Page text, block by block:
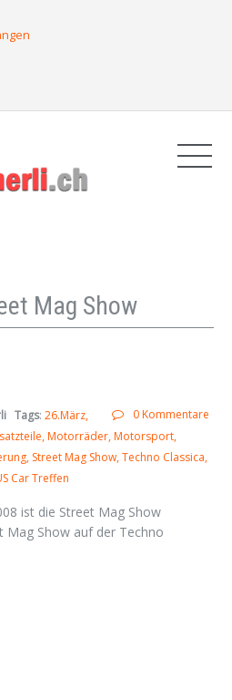
Mag Show
0 Kommentare
Tags: 26.März
Motorräder Motorsport
Street Mag Show Techno Classica
Car Treffen
ist die Street Mag Show
Mag Show auf der Techno